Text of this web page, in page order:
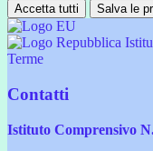
Accetta tutti Salva le
Terme
Contatti
Istituto Comprensivo